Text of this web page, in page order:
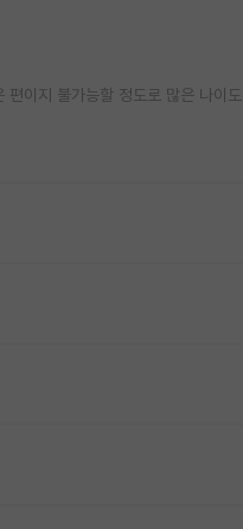
이지 불가능할 정도로 많은 나이도